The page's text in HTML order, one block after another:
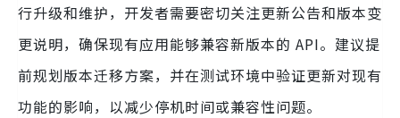
行升级和维护，开发者需要密切关注更新公告和版本变
更说明，确保现有应用能够兼容新版本的 API。建议提
前规划版本迁移方案，并在测试环境中验证更新对现有
功能的影响，以减少停机时间或兼容性问题。